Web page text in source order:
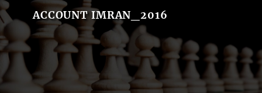
ACCOUNT IMRAN_2016